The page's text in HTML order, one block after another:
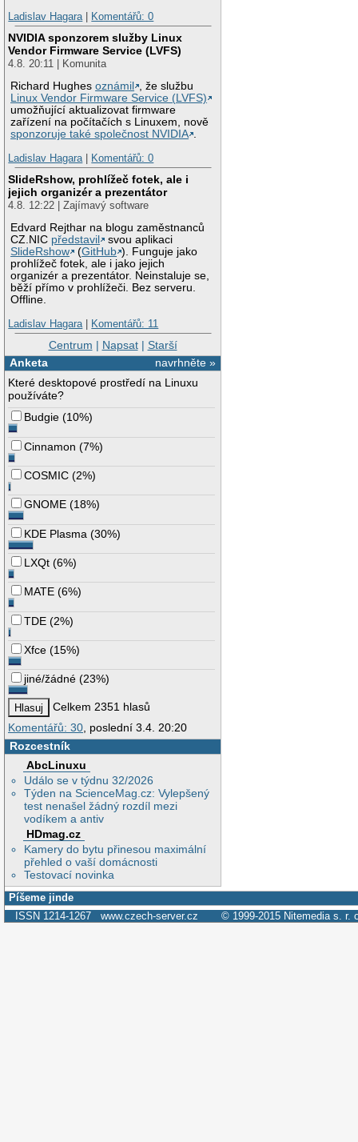
Ladislav Hagara| Komentářů: 0
NVIDIA sponzorem služby Linux
Vendor Firmware Service (LVFS)
4.8. 20:11 | Komunita
Richard Hughesoznámil
, že službu
Linux Vendor Firmware Service (LVFS)
umožňující aktualizovat firmware
zařízení na počítačích s Linuxem, nově
sponzoruje také společnost NVIDIA .
Ladislav Hagara| Komentářů: 0
SlideRshow, prohlížeč fotek, ale i
jejich organizér a prezentátor
4.8. 12:22 | Zajímavý software
Edvard Rejthar na blogu zaměstnanců
CZ.NIC představil
svou aplikaci
SlideRshow
(GitHub ). Funguje jako
prohlížeč fotek, ale i jako jejich
organizér a prezentátor. Neinstaluje se,
běží přímo v prohlížeči. Bez serveru.
Offline.
Ladislav Hagara| Komentářů: 11
Centrum | Napsat| Starší
navrhněte »
Anketa
Které desktopové prostředí na Linuxu
používáte?
Budgie (10%)
Cinnamon (7%)
COSMIC (2%)
GNOME (18%)
KDE Plasma (30%)
LXQt (6%)
MATE (6%)
TDE (2%)
Xfce (15%)
jiné/žádné (23%)
Celkem 2351 hlasů
Komentářů: 30 , poslední 3.4. 20:20
Rozcestník
AbcLinuxu
Událo se v týdnu 32/2026
Týden na ScienceMag.cz: Vylepšený
test nenašel žádný rozdíl mezi
vodíkem a antiv
HDmag.cz
Kamery do bytu přinesou maximální
přehled o vaší domácnosti
Testovací novinka
Píšeme jinde
ISSN 1214-1267 www.czech-server.cz © 1999-2015 Nitemedia s. r.